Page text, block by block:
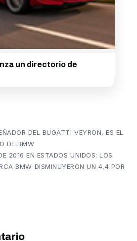
un directorio de
DEL BUGATTI VEYRON, ES EL
DE BMW
2016 EN ESTADOS UNIDOS: LOS
BMW DISMINUYERON UN 4,4 POR